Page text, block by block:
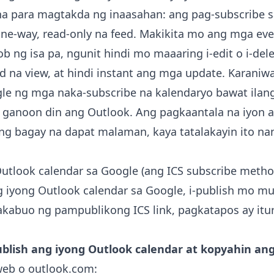
para magtakda ng inaasahan: ang pag-subscribe
way, read-only na feed. Makikita mo ang mga
ng isa pa, ngunit hindi mo maaaring i-edit o i-
na view, at hindi instant ang mga update.
ng mga naka-subscribe na kalendaryo bawat
din ang Outlook. Ang pagkaantala na iyon
bagay na dapat malaman, kaya tatalakayin ito
calendar sa Google (ang ICS subscribe
iyong Outlook calendar sa Google, i-publish mo
ng pampublikong ICS link, pagkatapos ay
ang iyong Outlook calendar at kopyahin
o outlook.com: